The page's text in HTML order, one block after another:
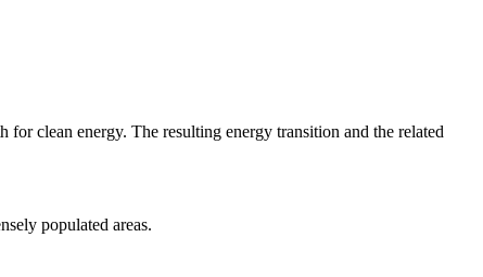
clean energy. The resulting energy transition and the related
populated areas.